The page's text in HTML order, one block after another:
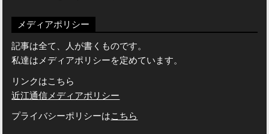
メディアポリシー
記事は全て、人が書くものです。
私達はメディアポリシーを定めています。
リンクはこちら
近江通信メディアポリシー
プライバシーポリシーはこちら